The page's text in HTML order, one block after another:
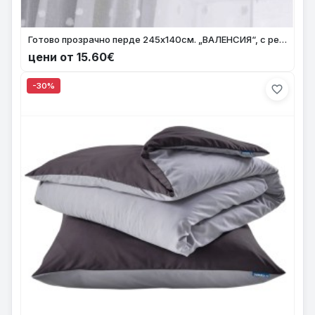
Готово прозрачно перде 245x140см. „ВАЛЕНСИЯ“, с релефни помпони-точки цвят натурален с ленена визия за релса и корниз Код-2023450
цени от 15.60€
-30% favorite_border